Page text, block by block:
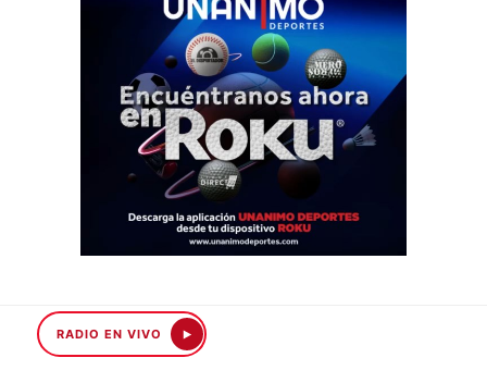
RADIO EN VIVO
SÍGUENOS EN GOOGLE NEWS